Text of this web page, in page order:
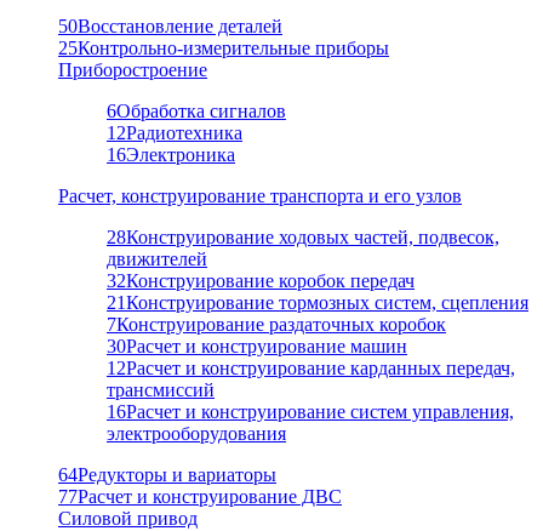
50Восстановление деталей
25Контрольно-измерительные приборы
Приборостроение
6Обработка сигналов
12Радиотехника
16Электроника
Расчет, конструирование транспорта и его узлов
28Конструирование ходовых частей, подвесок,
движителей
32Конструирование коробок передач
21Конструирование тормозных систем, сцепления
7Конструирование раздаточных коробок
30Расчет и конструирование машин
12Расчет и конструирование карданных передач,
трансмиссий
16Расчет и конструирование систем управления,
электрооборудования
64Редукторы и вариаторы
77Расчет и конструирование ДВС
Силовой привод